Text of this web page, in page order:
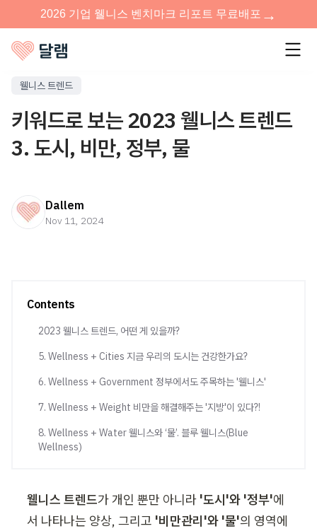
웰니스 트렌드
키워드로 보는 2023 웰니스 트렌드
3. 도시, 비만, 정부, 물
Dallem
Nov 11, 2024
Contents
2023 웰니스 트렌드, 어떤 게 있을까?
5. Wellness + Cities 지금 우리의 도시는 건강한가요?
6. Wellness + Government 정부에서도 주목하는 '웰니스'
7. Wellness + Weight 비만을 해결해주는 '지방'이 있다?!
8. Wellness + Water 웰니스와 ‘물’. 블루 웰니스(Blue
Wellness)
웰니스 트렌드가 개인 뿐만 아니라 '도시'와 '정부'에
서 나타나는 양상, 그리고 '비만관리'와 '물'의 영역에